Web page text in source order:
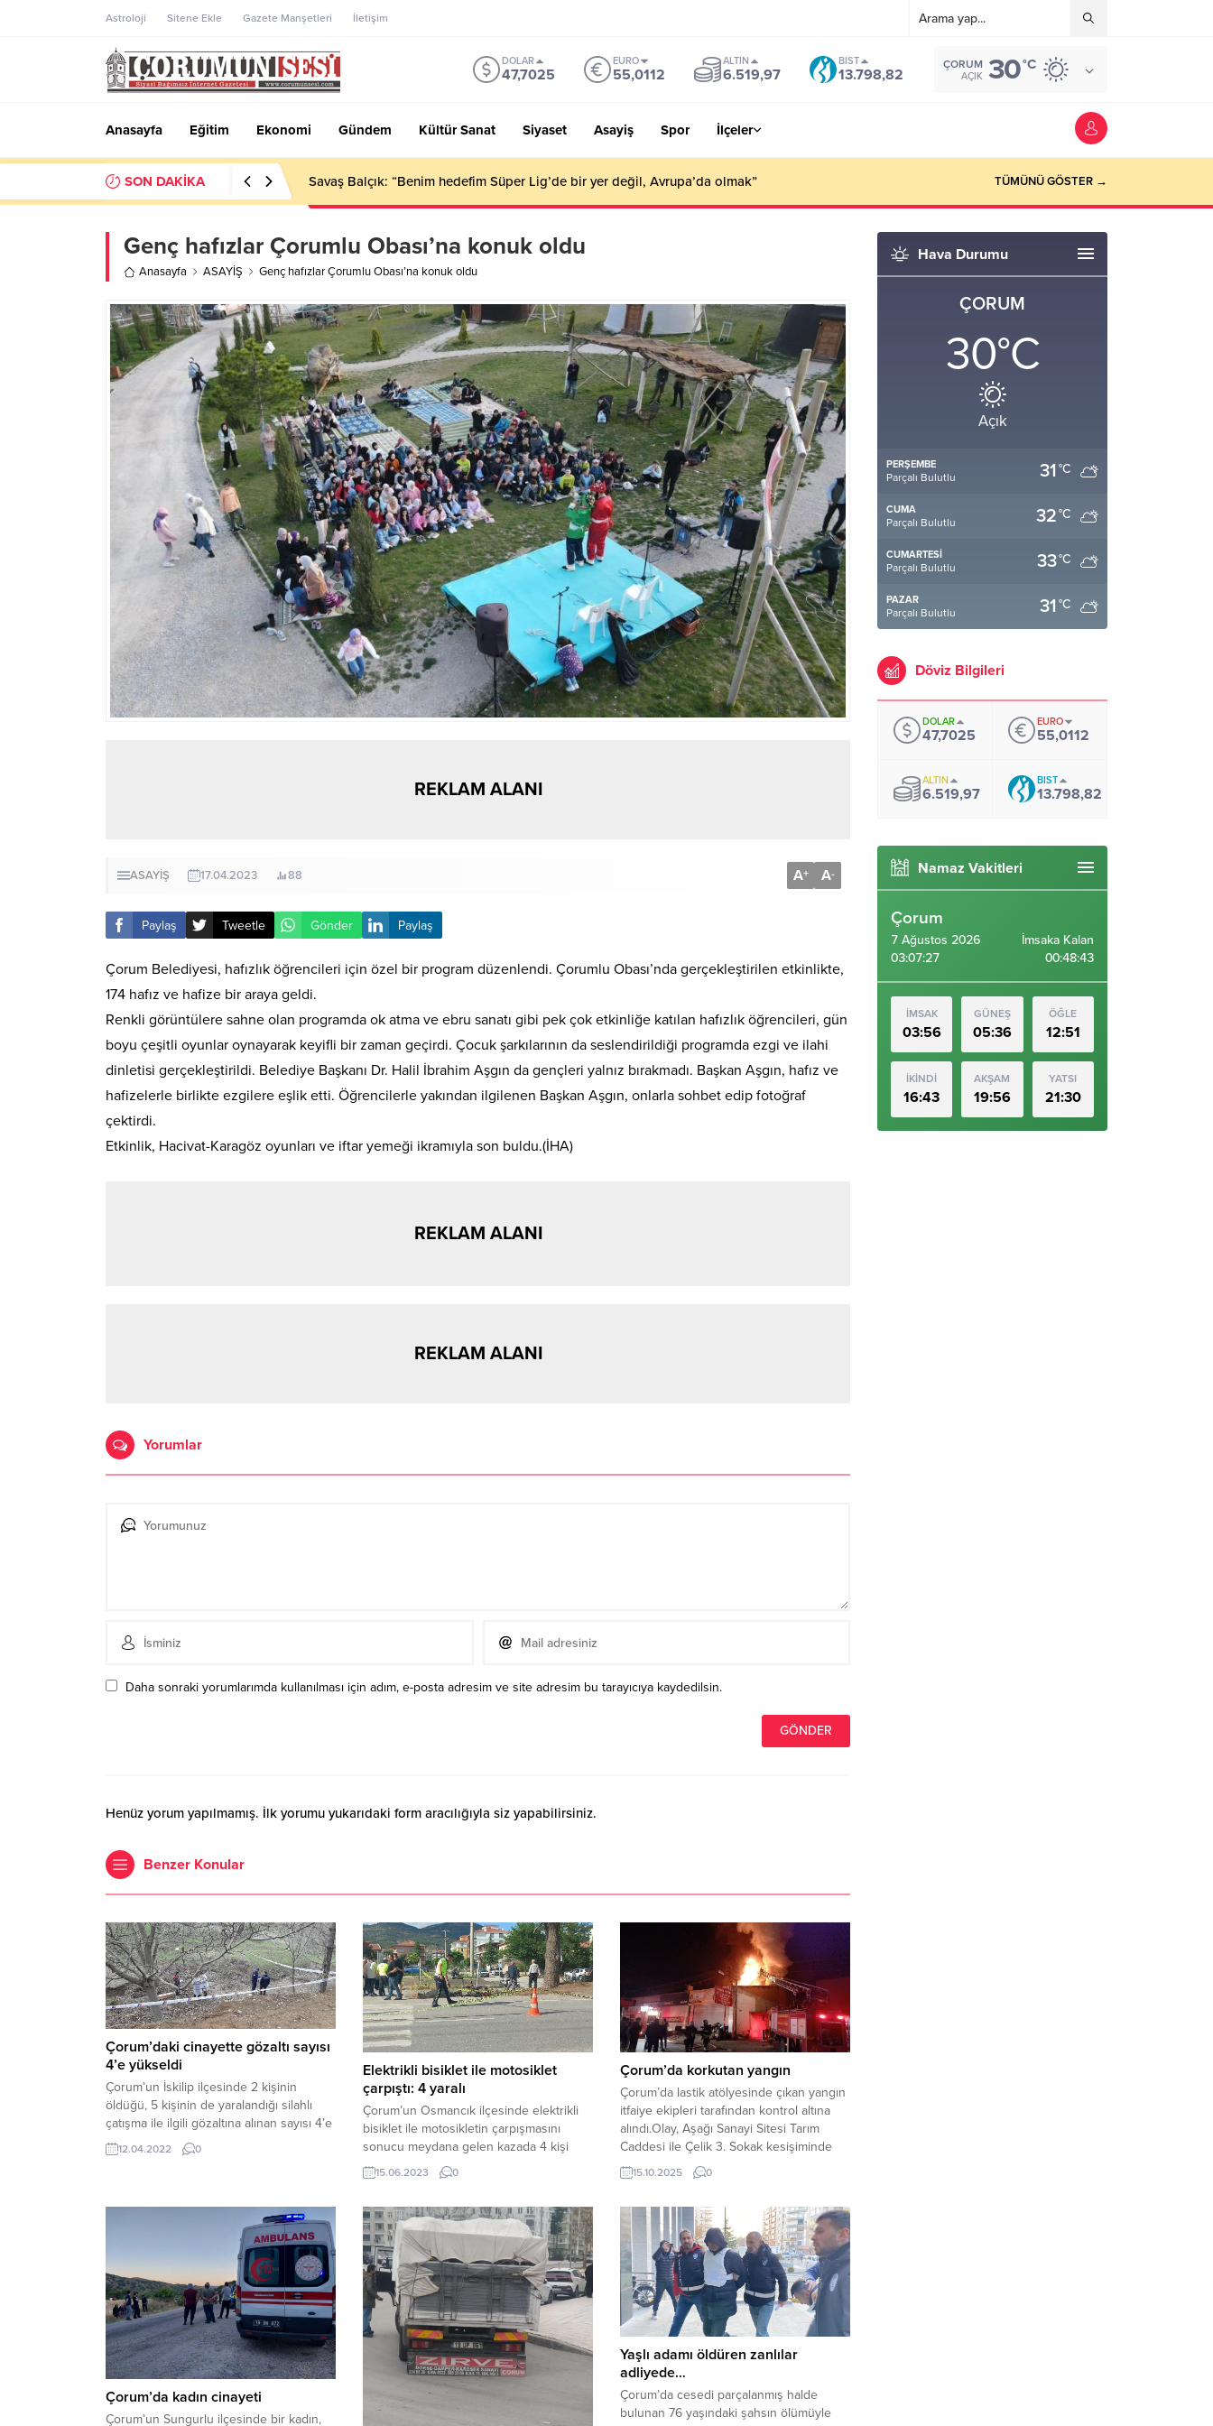
Astroloji Sitene Ekle Gazete Manşetleri İletişim
DOLAR
47,7025
EURO
55,0112
ALTIN
6.519,97
BIST
13.798,82
ÇORUM
AÇIK 30°C
Anasayfa Eğitim Ekonomi Gündem Kültür Sanat Siyaset Asayiş Spor İlçeler
SON DAKİKA Çorum’da korkutan yangın : 40 dönüm arazi zarar gördü TÜMÜNÜ GÖSTER →
Genç hafızlar Çorumlu Obası’na konuk oldu
Anasayfa ASAYİŞ Genç hafızlar Çorumlu Obası’na konuk oldu
REKLAM ALANI
ASAYİŞ 17.04.2023 88 A+ A-
Paylaş Tweetle Gönder Paylaş
Çorum Belediyesi, hafızlık öğrencileri için özel bir program düzenlendi. Çorumlu Obası’nda gerçekleştirilen etkinlikte,
174 hafız ve hafize bir araya geldi.
Renkli görüntülere sahne olan programda ok atma ve ebru sanatı gibi pek çok etkinliğe katılan hafızlık öğrencileri, gün
boyu çeşitli oyunlar oynayarak keyifli bir zaman geçirdi. Çocuk şarkılarının da seslendirildiği programda ezgi ve ilahi
dinletisi gerçekleştirildi. Belediye Başkanı Dr. Halil İbrahim Aşgın da gençleri yalnız bırakmadı. Başkan Aşgın, hafız ve
hafizelerle birlikte ezgilere eşlik etti. Öğrencilerle yakından ilgilenen Başkan Aşgın, onlarla sohbet edip fotoğraf
çektirdi.
Etkinlik, Hacivat-Karagöz oyunları ve iftar yemeği ikramıyla son buldu.(İHA)
REKLAM ALANI
REKLAM ALANI
Yorumlar
Daha sonraki yorumlarımda kullanılması için adım, e-posta adresim ve site adresim bu tarayıcıya kaydedilsin.
Henüz yorum yapılmamış. İlk yorumu yukarıdaki form aracılığıyla siz yapabilirsiniz.
Benzer Konular
Çorum’daki cinayette gözaltı sayısı
4’e yükseldi
Çorum’un İskilip ilçesinde 2 kişinin
öldüğü, 5 kişinin de yaralandığı silahlı
çatışma ile ilgili gözaltına alınan sayısı 4’e
yükseldi.Olay, sabah saatlerinde ilçeye
bağlı Beyoğlan köyünde meydana geldi.
E.F ile A.F. isimli şahıslar Kızıklı mevkiinde
bulunan fındık bahçesinde karşılaştı....
12.04.2022 0
Elektrikli bisiklet ile motosiklet
çarpıştı: 4 yaralı
Çorum’un Osmancık ilçesinde elektrikli
bisiklet ile motosikletin çarpışmasını
sonucu meydana gelen kazada 4 kişi
yaralandı.Kaza, D-100 karayolu Ömer
Derindere Bulvarında meydana geldi.
istikametinden Samsun istikametine seyir
halinde olan Mehmet G. yönetimindeki
06 M 8492 plakalı motosiklet ile aynı
bulvarda yaya geçidinden yolun karşı
tarafına geçmek isteyen...
15.06.2023 0
Çorum’da korkutan yangın
Çorum’da lastik atölyesinde çıkan yangın
itfaiye ekipleri tarafından kontrol altına
alındı.Olay, Aşağı Sanayi Sitesi Tarım
Caddesi ile Çelik 3. Sokak kesişiminde
meydana geldi. Edinilen bilgiye göre,
sokak üzerinde bulunan bir lastik
gören vatandaşlar durumu 112 Acil Çağrı
Merkezine bildirdi. İhbar üzerine olay
yerine itfaiye ve polis...
15.10.2025 0
Çorum’da kadın cinayeti
Çorum’un Sungurlu ilçesinde bir kadın,
Yaşlı adamı öldüren zanlılar
adliyede…
Çorum’da cesedi parçalanmış halde
bulunan 76 yaşındaki şahsın ölümüyle
Hava Durumu
ÇORUM
30°C
Açık
PERŞEMBE
Parçalı Bulutlu 31°C
CUMA
Parçalı Bulutlu 32°C
CUMARTESI
Parçalı Bulutlu 33°C
PAZAR
Parçalı Bulutlu 31°C
Döviz Bilgileri
DOLAR
47,7025
EURO
55,0112
ALTIN
6.519,97
BIST
13.798,82
Namaz Vakitleri
Çorum
7 Ağustos 2026
03:07:28
İmsaka Kalan
00:48:42
İMSAK
03:56
GÜNEŞ
05:36
ÖĞLE
12:51
İKİNDİ
16:43
AKŞAM
19:56
YATSI
21:30